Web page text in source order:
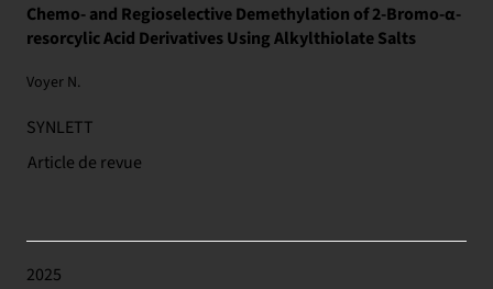
Chemo- and Regioselective Demethylation of 2-Bromo-α-
resorcylic Acid Derivatives Using Alkylthiolate Salts
Voyer N.
SYNLETT
Article de revue
2025